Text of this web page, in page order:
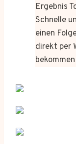
Ergebnis
Schnelle
einen
direkt per
bekommen